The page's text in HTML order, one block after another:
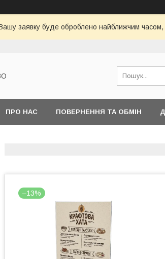
заявку буде оброблено найближчим
ПРО НАС ПОВЕРНЕННЯ ТА ОБМІН
–13%